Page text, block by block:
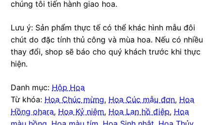
chúng tôi tiến hành giao hoa.
Lưu ý: Sản phẩm thực tế có thể khác hình mẫu đôi
chút do đặc tính thủ công và mùa hoa. Nếu có nhiều
thay đổi, shop sẽ báo cho quý khách trước khi thực
hiện.
Danh mục: Hộp Hoa
Từ khóa: Hoa Chúc mừng, Hoa Cúc mẫu đơn, Hoa
Hồng ohara, Hoa Kỷ niệm, Hoa Lan hồ điệp, Hoa